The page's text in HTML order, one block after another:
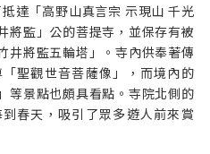
達「高野山真言宗 示現山 千光
將監」公的菩提寺，並保存有被
井將監五輪塔」。寺內供奉著傳
聖觀世音菩薩像」，而境內的
等景點也頗具看點。寺院北側的
春天，吸引了眾多遊人前來賞